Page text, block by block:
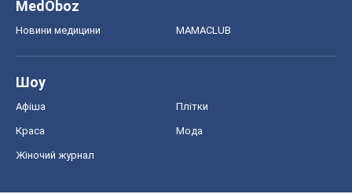
MedOboz
Новини медицини MAMACLUB
Шоу
Афіша Плітки
Краса Мода
Жіночий журнал